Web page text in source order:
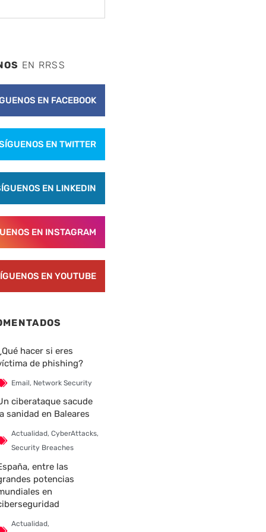
EN RRSS
EN FACEBOOK
EN TWITTER
EN LINKEDIN
EN INSTAGRAM
EN YOUTUBE
hacer si eres
de phishing?
Email, Network Security
ciberataque sacude
sanidad en Baleares
Actualidad, CyberAttacks,
Security Breaches
entre las
potencias
en
Actualidad,